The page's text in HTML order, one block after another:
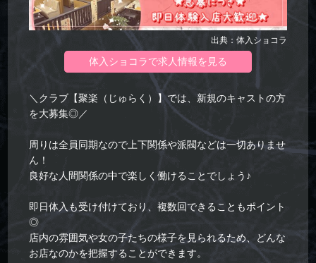
出典：体入ショコラ
体入ショコラで求人情報を見る
＼クラブ【聚楽（じゅらく）】では、新規のキャストの方
を大募集◎／
周りは全員同期なので上下関係や派閥などは一切ありませ
ん！
良好な人間関係の中で楽しく働けることでしょう♪
即日体入も受け付けており、複数回できることもポイント
◎
店内の雰囲気や女の子たちの様子を見られるため、どんな
お店なのかを把握することができます。